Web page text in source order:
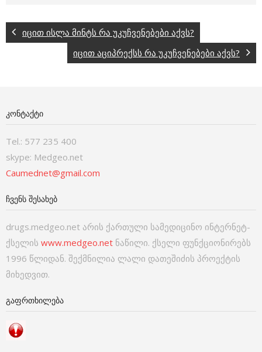
იცით ისლა მინტს რა უკუჩვენებები აქვს?
იცით აციპრექსს რა უკუჩვენებები აქვს?
ᲙᲝᲜᲢᲐᲥᲢᲘ
Tel.: 577 235 400
skype: Medgeo.net
Caumednet@gmail.com
ᲩᲕᲔᲜᲡ ᲨᲔᲡᲐᲮᲔᲑ
drugs.medgeo.net არის ქართული სამედიცინო ინტერნეტ-
ქსელის www.medgeo.net ნაწილი. ქსელი ფუნქციონირებს
1996 წლიდან. შექმნილია ლალი დათეშიძის პროექტის
მიხედვით.
ᲒᲐᲤᲠᲗᲮᲘᲚᲔᲑᲐ